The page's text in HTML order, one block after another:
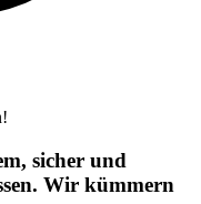
sicher und
Wir kümmern